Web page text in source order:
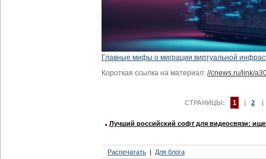
Главные мифы о миграции виртуальной
Короткая ссылка на материал: //cnews.ru/link/
СТРАНИЦЫ: 1 | 2
Лучший российский софт для видеосвязи:
Распечатать Для блога